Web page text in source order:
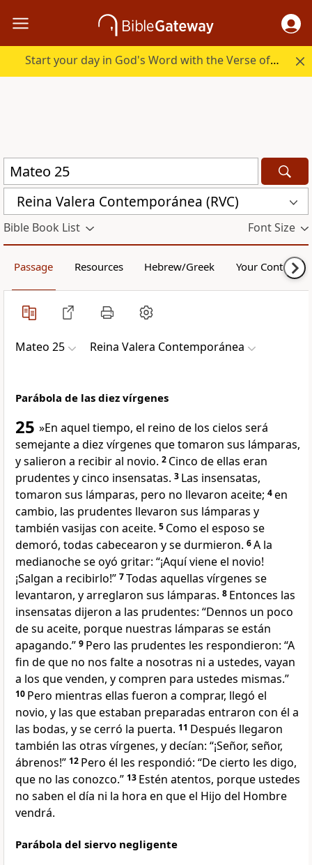
Start your day in God's Word with the Verse of the Day.
Reina Valera Contemporánea (RVC)
Bible Book List Font Size
Passage Resources Hebrew/Greek Your Content
Mateo 25 Reina Valera Contemporánea
Parábola de las diez vírgenes
25 »En aquel tiempo, el reino de los cielos será
semejante a diez vírgenes que tomaron sus lámparas,
y salieron a recibir al novio. 2 Cinco de ellas eran
prudentes y cinco insensatas. 3 Las insensatas,
tomaron sus lámparas, pero no llevaron aceite; 4en
cambio, las prudentes llevaron sus lámparas y
también vasijas con aceite. 5 Como el esposo se
demoró, todas cabecearon y se durmieron. 6A la
medianoche se oyó gritar: “¡Aquí viene el novio!
¡Salgan a recibirlo!” 7Todas aquellas vírgenes se
levantaron, y arreglaron sus lámparas. 8 Entonces las
insensatas dijeron a las prudentes: “Dennos un poco
de su aceite, porque nuestras lámparas se están
apagando.” 9 Pero las prudentes les respondieron: “A
fin de que no nos falte a nosotras ni a ustedes, vayan
a los que venden, y compren para ustedes mismas.”
10 Pero mientras ellas fueron a comprar, llegó el
novio, y las que estaban preparadas entraron con él a
las bodas, y se cerró la puerta. 11 Después llegaron
también las otras vírgenes, y decían: “¡Señor, señor,
ábrenos!” 12 Pero él les respondió: “De cierto les digo,
que no las conozco.” 13 Estén atentos, porque ustedes
no saben el día ni la hora en que el Hijo del Hombre
vendrá.
Parábola del siervo negligente